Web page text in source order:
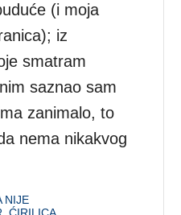
(i moja
iz
smatram
saznao sam
zanimalo, to
nema nikakvog
NIJE